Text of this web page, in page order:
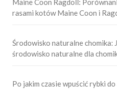
Maine Coon Ragdoll:
rasami kotów Maine Coon i
Środowisko naturalne chomika:
środowisko naturalne dla
Po jakim czasie wpuścić rybki